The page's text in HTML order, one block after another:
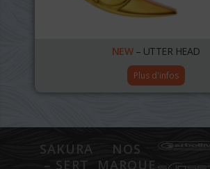
NEW– UTTER HEAD
Plus d'infos
SAKURA
– SERT
NOS
MARQUES